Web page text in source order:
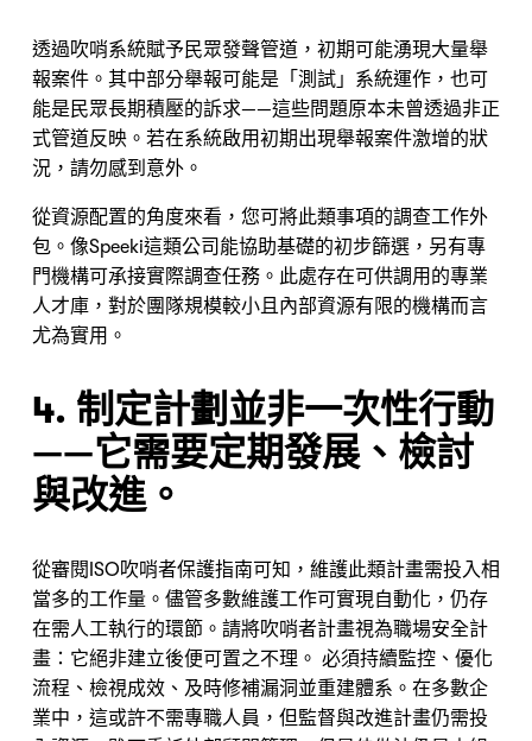
透過吹哨系統賦予民眾發聲管道，初期可能湧現大量舉
報案件。其中部分舉報可能是「測試」系統運作，也可
能是民眾長期積壓的訴求——這些問題原本未曾透過非正
式管道反映。若在系統啟用初期出現舉報案件激增的狀
況，請勿感到意外。
從資源配置的角度來看，您可將此類事項的調查工作外
包。像Speeki這類公司能協助基礎的初步篩選，另有專
門機構可承接實際調查任務。此處存在可供調用的專業
人才庫，對於團隊規模較小且內部資源有限的機構而言
尤為實用。
4. 制定計劃並非一次性行動
——它需要定期發展、檢討
與改進。
從審閱ISO吹哨者保護指南可知，維護此類計畫需投入相
當多的工作量。儘管多數維護工作可實現自動化，仍存
在需人工執行的環節。請將吹哨者計畫視為職場安全計
畫：它絕非建立後便可置之不理。 必須持續監控、優化
流程、檢視成效、及時修補漏洞並重建體系。在多數企
業中，這或許不需專職人員，但監督與改進計畫仍需投